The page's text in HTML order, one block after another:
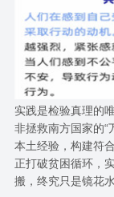
实践是检验真理的
非拯救南方国家的“
本土经验，构建符
正打破贫困循环，
搬，终究只是镜花